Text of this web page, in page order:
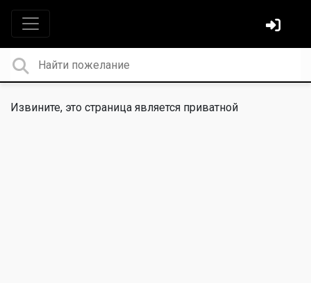
Извините, это страница является приватной